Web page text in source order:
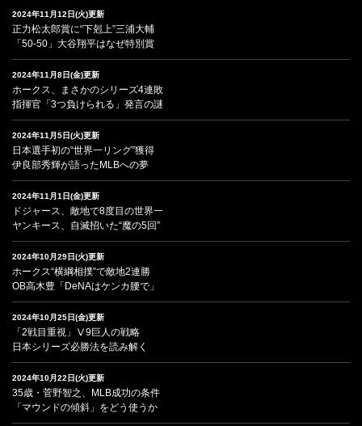
2024年11月12日(火)更新
正力松太郎賞に“下剋上”三浦大輔
「50-50」大谷翔平はなぜ特別賞
2024年11月8日(金)更新
ホークス、まさかのシリーズ4連敗
指揮官「3つ負けられる」発言の謎
2024年11月5日(火)更新
日本選手初の“世界一リング”獲得
伊良部秀輝が語ったMLBへの夢
2024年11月1日(金)更新
ドジャース、敵地で8度目の世界一
ヤンキース、自滅招いた“魔の5回”
2024年10月29日(火)更新
ホークス“横綱相撲”で敵地2連勝
OB高木豊「DeNAはケンカ腰で」
2024年10月25日(金)更新
「2戦目重視」Ⅴ9巨人の戦略
日本シリーズ必勝法を読み解く
2024年10月22日(火)更新
35歳・菅野智之、MLB成功の条件
「マウンドの傾斜」をどう使うか